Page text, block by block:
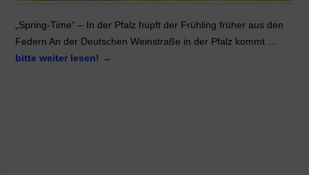
„Spring-Time“ – In der Pfalz hüpft der Frühling früher aus den
Federn An der Deutschen Weinstraße in der Pfalz kommt …
bitte weiter lesen! →